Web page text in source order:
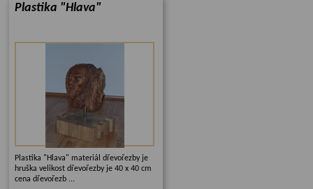
Plastika "Hlava"
Plastika "Hlava" materiál dřevořezby je
hruška velikost dřevořezby je 40 x 40 cm
cena dřevořezb ...